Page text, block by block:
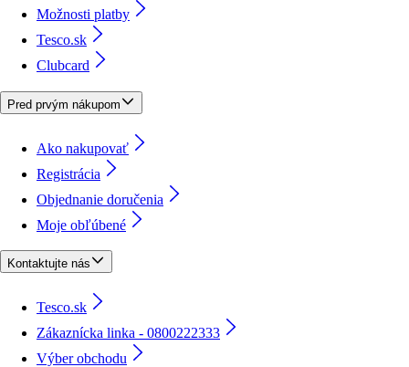
Možnosti platby
Tesco.sk
Clubcard
Pred prvým nákupom
Ako nakupovať
Registrácia
Objednanie doručenia
Moje obľúbené
Kontaktujte nás
Tesco.sk
Zákaznícka linka - 0800222333
Výber obchodu